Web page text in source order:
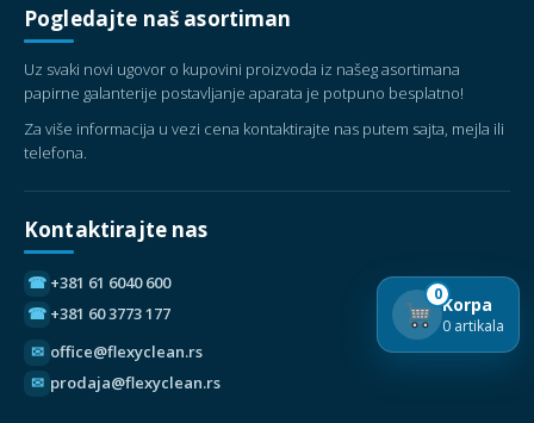
Pogledajte naš asortiman
Uz svaki novi ugovor o kupovini proizvoda iz našeg asortimana
papirne galanterije postavljanje aparata je potpuno besplatno!
Za više informacija u vezi cena kontaktirajte nas putem sajta, mejla ili
telefona.
Kontaktirajte nas
☎ +381 61 6040 600
☎ +381 60 3773 177
✉ office@flexyclean.rs
✉ prodaja@flexyclean.rs
0Korpa
0 artikala